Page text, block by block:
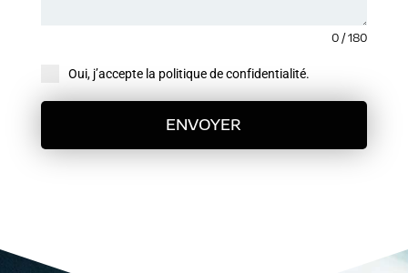
0 / 180
Oui, j’accepte la politique de confidentialité.
ENVOYER